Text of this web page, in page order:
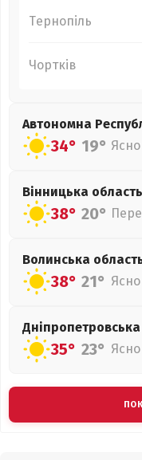
Тернопіль
Чортків
Автономна
34° 19° Ясно
Вінницька область
38° 20°
Волинська
38° 21° Ясно
Дніпропетровська
35° 23° Ясно